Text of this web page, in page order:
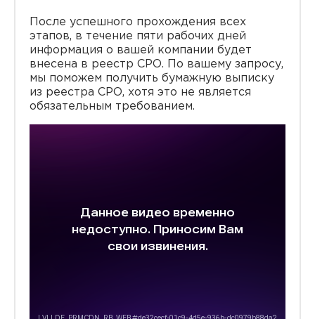
После успешного прохождения всех
этапов, в течение пяти рабочих дней
информация о вашей компании будет
внесена в реестр СРО. По вашему запросу,
мы поможем получить бумажную выписку
из реестра СРО, хотя это не является
обязательным требованием.